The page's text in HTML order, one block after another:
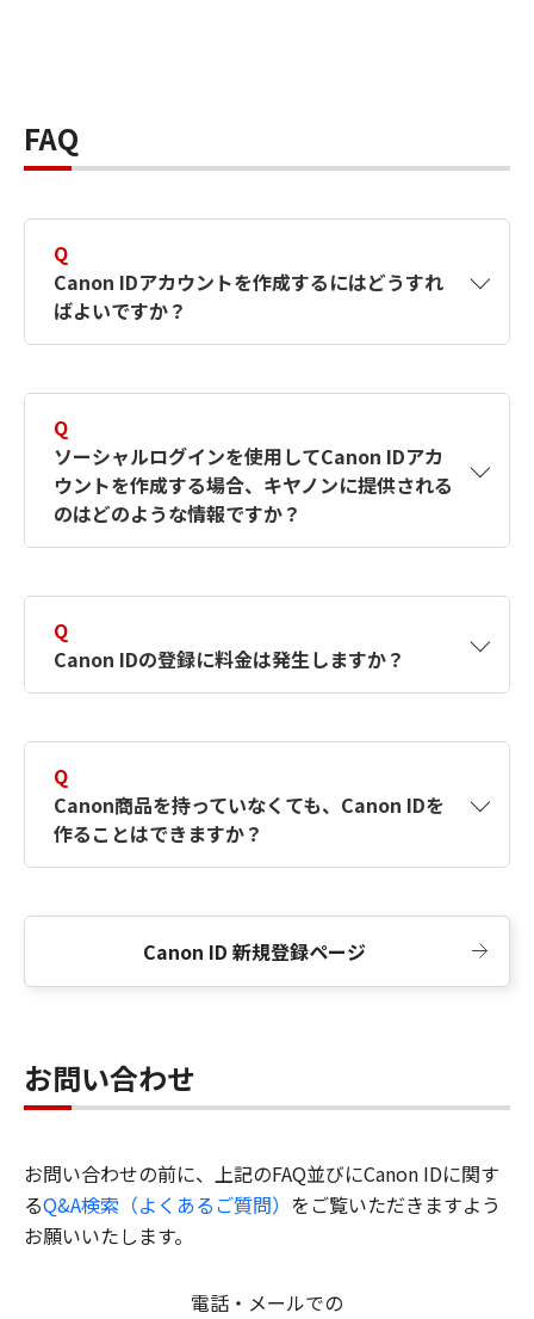
FAQ
Q
Canon IDアカウントを作成するにはどうすれ
ばよいですか？
す。詳しい作成方法は【カメラ】Canon IDとは
何ですか？Canon IDの作成方法は？をご確認く
ださい。
Q
ソーシャルログインを使用してCanon IDアカ
ウントを作成する場合、キヤノンに提供される
のはどのような情報ですか？
択したサービスから取得します。アカウントを
簡単に作成できるように、この情報を使用して
Canon IDの登録フォームを入力します。
Q
Canon IDの登録に料金は発生しますか？
Q
Canon商品を持っていなくても、Canon IDを
作ることはできますか？
Canon ID 新規登録ページ
お問い合わせ
お問い合わせの前に、上記のFAQ並びにCanon IDに関す
るQ&A検索（よくあるご質問） をご覧いただきますよう
お願いいたします。
電話・メールでの